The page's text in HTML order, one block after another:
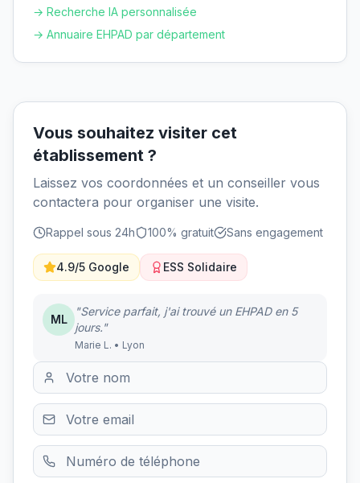
→ Recherche IA personnalisée
→ Annuaire EHPAD par département
Vous souhaitez visiter cet
établissement ?
Laissez vos coordonnées et un conseiller vous
contactera pour organiser une visite.
Rappel sous 24h 100% gratuit Sans engagement
4.9/5 Google ESS Solidaire
ML
"Service parfait, j'ai trouvé un EHPAD en 5
jours."
Marie L. • Lyon